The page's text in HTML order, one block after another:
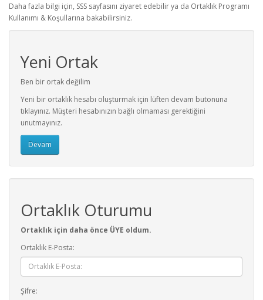
Daha fazla bilgi için, SSS sayfasını ziyaret edebilir ya da Ortaklık Programı
Kullanımı & Koşullarına bakabilirsiniz.
Yeni Ortak
Ben bir ortak değilim
Yeni bir ortaklık hesabı oluşturmak için lüften devam butonuna
tıklayınız. Müşteri hesabınızın bağlı olmaması gerektiğini
unutmayınız.
Devam
Ortaklık Oturumu
Ortaklık için daha önce ÜYE oldum.
Ortaklık E-Posta:
Şifre: